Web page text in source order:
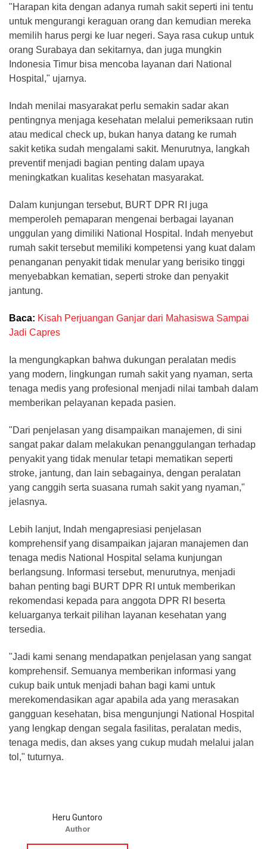
"Harapan kita dengan adanya rumah sakit seperti ini tentu
untuk mengurangi keraguan orang dan kemudian mereka
memilih harus pergi ke luar negeri. Saya rasa cukup untuk
orang Surabaya dan sekitarnya, dan juga mungkin
Indonesia Timur bisa mencoba layanan dari National
Hospital," ujarnya.
Indah menilai masyarakat perlu semakin sadar akan
pentingnya menjaga kesehatan melalui pemeriksaan rutin
atau medical check up, bukan hanya datang ke rumah
sakit ketika sudah mengalami sakit. Menurutnya, langkah
preventif menjadi bagian penting dalam upaya
meningkatkan kualitas kesehatan masyarakat.
Dalam kunjungan tersebut, BURT DPR RI juga
memperoleh pemaparan mengenai berbagai layanan
unggulan yang dimiliki National Hospital. Indah menyebut
rumah sakit tersebut memiliki kompetensi yang kuat dalam
penanganan penyakit tidak menular yang berisiko tinggi
menyebabkan kematian, seperti stroke dan penyakit
jantung.
Baca: Kisah Perjuangan Ganjar dari Mahasiswa Sampai
Jadi Capres
Ia mengungkapkan bahwa dukungan peralatan medis
yang modern, lingkungan rumah sakit yang nyaman, serta
tenaga medis yang profesional menjadi nilai tambah dalam
memberikan pelayanan kepada pasien.
"Dari penjelasan yang disampaikan manajemen, di sini
sangat pakar dalam melakukan penanggulangan terhadap
penyakit yang tidak menular tetapi mematikan seperti
stroke, jantung, dan lain sebagainya, dengan peralatan
yang canggih serta suasana rumah sakit yang nyaman,"
jelasnya.
Lebih lanjut, Indah mengapresiasi penjelasan
komprehensif yang disampaikan jajaran manajemen dan
tenaga medis National Hospital selama kunjungan
berlangsung. Informasi tersebut, menurutnya, menjadi
bahan penting bagi BURT DPR RI untuk memberikan
rekomendasi kepada para anggota DPR RI beserta
keluarganya terkait pilihan layanan kesehatan yang
tersedia.
"Jadi kami senang mendapatkan penjelasan yang sangat
komprehensif. Semuanya memberikan informasi yang
cukup baik untuk menjadi bahan bagi kami untuk
merekomendasikan agar apabila ada yang merasakan
gangguan kesehatan, bisa mengunjungi National Hospital
yang lengkap dengan segala fasilitas, peralatan medis,
tenaga medis, dan akses yang cukup mudah melalui jalan
tol," tuturnya.
Heru Guntoro
Author